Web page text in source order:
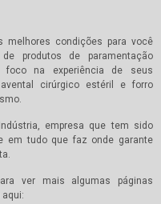
melhores condições para você
produtos de paramentação
foco na experiência de seus
cirúrgico estéril e forro
empresa que tem sido
em tudo que faz onde garante
ver mais algumas páginas